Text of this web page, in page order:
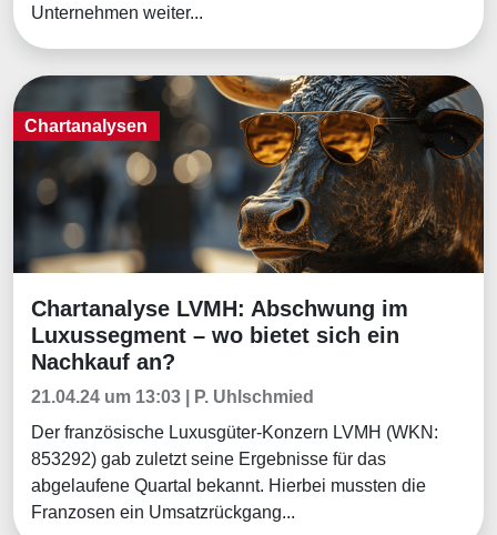
Unternehmen weiter...
Chartanalysen
Chartanalysen
Chartanalyse LVMH: Abschwung im
Luxussegment – wo bietet sich ein
Nachkauf an?
21.04.24 um 13:03 | P. Uhlschmied
Der französische Luxusgüter-Konzern LVMH (WKN:
853292) gab zuletzt seine Ergebnisse für das
abgelaufene Quartal bekannt. Hierbei mussten die
Franzosen ein Umsatzrückgang...